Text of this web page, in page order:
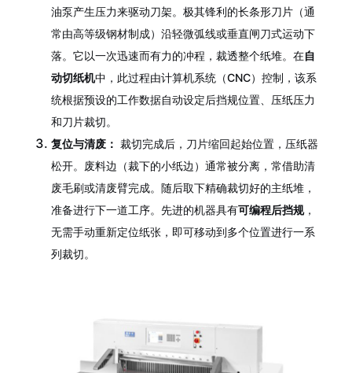
油泵产生压力来驱动刀架。极其锋利的长条形刀片（通
常由高等级钢材制成）沿轻微弧线或垂直闸刀式运动下
落。它以一次迅速而有力的冲程，裁透整个纸堆。在自
动切纸机中，此过程由计算机系统（CNC）控制，该系
统根据预设的工作数据自动设定后挡规位置、压纸压力
和刀片裁切。
复位与清废： 裁切完成后，刀片缩回起始位置，压纸器
松开。废料边（裁下的小纸边）通常被分离，常借助清
废毛刷或清废臂完成。随后取下精确裁切好的主纸堆，
准备进行下一道工序。先进的机器具有可编程后挡规，
无需手动重新定位纸张，即可移动到多个位置进行一系
列裁切。